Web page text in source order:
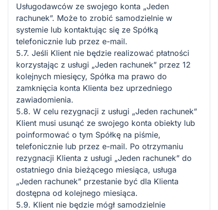
Usługodawców ze swojego konta „Jeden
rachunek”. Może to zrobić samodzielnie w
systemie lub kontaktując się ze Spółką
telefonicznie lub przez e-mail.
5.7. Jeśli Klient nie będzie realizować płatności
korzystając z usługi „Jeden rachunek” przez 12
kolejnych miesięcy, Spółka ma prawo do
zamknięcia konta Klienta bez uprzedniego
zawiadomienia.
5.8. W celu rezygnacji z usługi „Jeden rachunek”
Klient musi usunąć ze swojego konta obiekty lub
poinformować o tym Spółkę na piśmie,
telefonicznie lub przez e-mail. Po otrzymaniu
rezygnacji Klienta z usługi „Jeden rachunek” do
ostatniego dnia bieżącego miesiąca, usługa
„Jeden rachunek” przestanie być dla Klienta
dostępna od kolejnego miesiąca.
5.9. Klient nie będzie mógł samodzielnie